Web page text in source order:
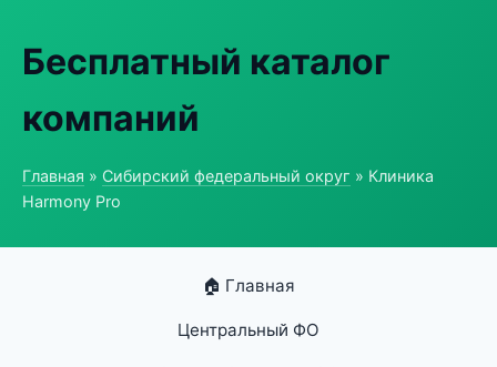
Бесплатный каталог
компаний
Главная » Сибирский федеральный округ » Клиника
Harmony Pro
🏠 Главная
Центральный ФО